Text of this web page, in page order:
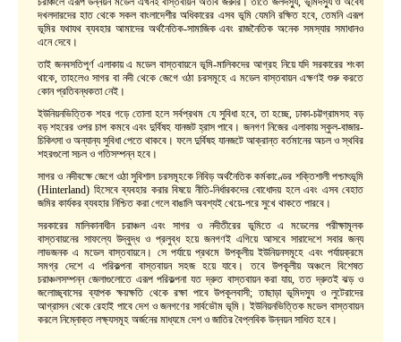
দখলদারদের হাত থেকে সকল বাংলাদেশীর অধিকারের এসব ভূমি যেমনি রক্ষিত হবে, তেমনি এরূপ
ভূমির যথাযথ ব্যবহার আমাদের অর্থনৈতিক-সামাজিক এবং রাজনৈতিক অনেক সমস্যার সমাধানও
এনে দেবে।
তাই জনবসতিপূর্ণ এলাকায় এ মডেল বাস্তবায়নে ভূমি-মালিকদের আগ্রহ নিয়ে যদি সরকারের শংকা
থাকে, তাহলেও সাগর বা নদী থেকে জেগে ওঠা চরসমূহে এ মডেল বাস্তবায়ন এক্ষণই শুরু করতে
কোন প্রতিবন্ধকতা নেই।
ইউনিয়নভিত্তিক শহর গড়ে তোলা হলে সর্বপ্রথম যে সুবিধা হবে, তা হচ্ছে, ঢাকা-চট্টগ্রামসহ বড়
বড় শহরের ওপর চাপ কমবে এবং দুর্বিষহ যানজট হ্রাস পাবে। জনগণ নিজের এলাকায় স্কুল-বাজার-
চিকিৎসা ও অন্যান্য সুবিধা পেতে থাকবে। ফলে দুর্বিষহ যানজটে আক্রান্ত বর্তমানের অচল ও স্থবির
শহরগুলো সচল ও গতিসম্পন্ন হবে।
সাগর ও নদীবক্ষে জেগে ওঠা সুবিশাল চরসমূহকে নিবিড় অর্থনৈতিক কর্মকাণ্ডের শক্তিশালী পশ্চাৎভূমি
(Hinterland) হিসেবে ব্যবহার করার বিষয়ে নীতি-নির্ধারকদের বোধোদয় হলে এবং এসব বেহাত
জমির কার্যকর ব্যবহার নিশ্চিত করা গেলে বাঙালি অবশ্যই খেয়ে-পরে সুখে থাকতে পারবে।
সরকারের মালিকানাধীন চরাঞ্চল এবং সাগর ও নদীতীরের ভূমিতে এ মডেলের পরীক্ষামূলক
বাস্তবায়নের সাফল্যে উদ্বুদ্ধ ও প্রলুব্ধ হয়ে জনগণই এগিয়ে আসবে সারাদেশে সবার জন্য
লাভজনক এ মডেল বাস্তবায়নে। সে পর্যায়ে প্রথমে উপকূলীয় ইউনিয়নসমূহে এবং পর্যায়ক্রমে
সমগ্র দেশে এ পরিকল্পনা বাস্তবায়ন সহজ হয়ে যাবে। তবে উপকূলীয় অঞ্চলে বিশেষত
চরাঞ্চলসম্পন্ন জেলাগুলোতে এরূপ পরিকল্পনা যত দ্রুত বাস্তবায়ন করা যায়, তত দ্রুতই ঝড় ও
জলোচ্ছ্বাসের ব্যাপক ক্ষয়ক্ষতি থেকে রক্ষা পাবে উপকূলবাসী; তাছাড়া ভূমিদস্যু ও লুটেরাদের
আগ্রাসন থেকে রেহাই পাবে দেশ ও জনগণের সার্বভৌম ভূমি। ইউনিয়নভিত্তিক মডেল বাস্তবায়ন
করলে নিম্নোক্ত লক্ষ্যসমূহ অর্জনের মাধ্যমে দেশ ও জাতির বৈপ্লবিক উন্নয়ন সাধিত হবে।